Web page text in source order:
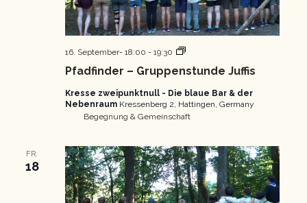
Pfadfinder – Gruppenstunde Juffis
16. September- 18:00 - 19:30
Pfadfinder
Kresse zweipunktnull - Die blaue Bar & der
Nebenraum Kressenberg 2, Hattingen, Germany
Begegnung & Gemeinschaft
FR.
18